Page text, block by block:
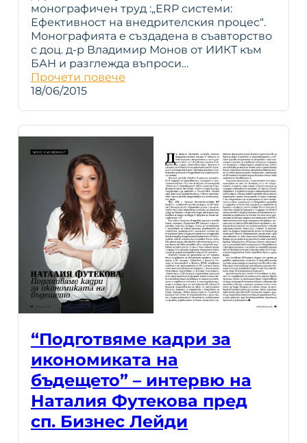
монографичен труд :„ERP системи:
Ефективност на внедрителския процес“.
Монографията е създадена в съавторство
с доц. д-р Владимир Монов от ИИКТ към
БАН и разглежда въпроси…
Прочети повече
18/06/2015
“Подготвяме кадри за
икономиката на
бъдещето” – интервю на
Наталия Футекова пред
сп. Бизнес Лейди